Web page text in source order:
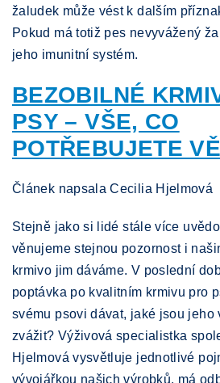
žaludek může vést k dalším
Pokud má totiž pes nevyvážený
jeho imunitní systém.
BEZOBILNÉ
PSY – VŠE, CO
POTŘEBUJETE
Článek napsala Cecilia Hjelmová
Stejně jako si lidé stále více
věnujeme stejnou pozornost i
krmivo jim dáváme. V poslední
poptávka po kvalitním krmivu pro
svému psovi dávat, jaké jsou jeho
zvážit? Výživová specialistka
Hjelmová vysvětluje jednotlivé
vývojářkou našich výrobků, má